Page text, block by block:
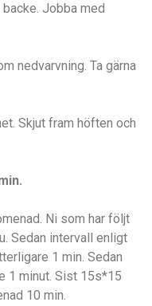
backe. Jobba med
nedvarvning. Ta gärna
Skjut fram höften och
Ni som har följt
Sedan intervall enligt
1 min. Sedan
1 minut. Sist 15s*15
10 min.